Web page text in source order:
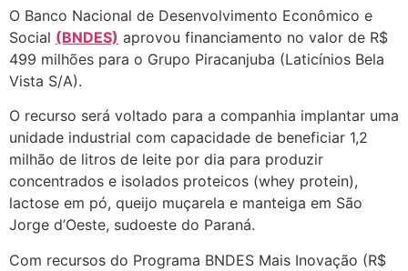
O Banco Nacional de Desenvolvimento Econômico e
Social (BNDES) aprovou financiamento no valor de R$
499 milhões para o Grupo Piracanjuba (Laticínios Bela
Vista S/A).
O recurso será voltado para a companhia implantar uma
unidade industrial com capacidade de beneficiar 1,2
milhão de litros de leite por dia para produzir
concentrados e isolados proteicos (whey protein),
lactose em pó, queijo muçarela e manteiga em São
Jorge d’Oeste, sudoeste do Paraná.
Com recursos do Programa BNDES Mais Inovação (R$